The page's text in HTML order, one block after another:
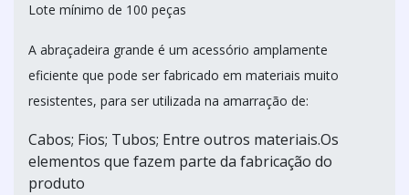
Lote mínimo de 100 peças
A abraçadeira grande é um acessório amplamente
eficiente que pode ser fabricado em materiais muito
resistentes, para ser utilizada na amarração de:
Cabos; Fios; Tubos; Entre outros materiais.Os
elementos que fazem parte da fabricação do
produto